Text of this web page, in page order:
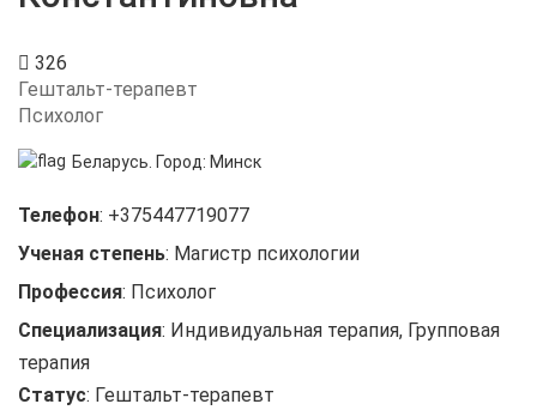
326
Гештальт-терапевт
Психолог
Беларусь. Город: Минск
Телефон: +375447719077
Ученая степень: Магистр психологии
Профессия: Психолог
Специализация: Индивидуальная терапия, Групповая
терапия
Статус: Гештальт-терапевт